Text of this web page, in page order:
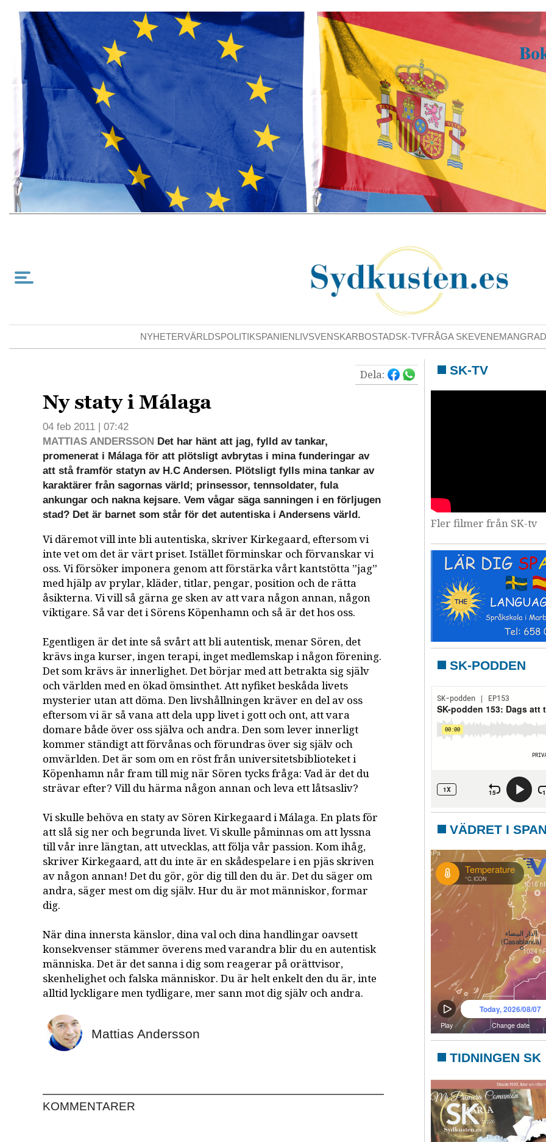
NYHETERVÄRLDSPOLITIKSPANIENLIVSVENSKARBOSTADSK-TVFRÅGA SKEVENEMANG
Dela:
Ny staty i Málaga
04 feb 2011 | 07:42
MATTIAS ANDERSSON Det har hänt att jag, fylld av tankar,
promenerat i Málaga för att plötsligt avbrytas i mina funderingar av
att stå framför statyn av H.C Andersen. Plötsligt fylls mina tankar av
karaktärer från sagornas värld; prinsessor, tennsoldater, fula
ankungar och nakna kejsare. Vem vågar säga sanningen i en förljugen
stad? Det är barnet som står för det autentiska i Andersens värld.
Vi däremot vill inte bli autentiska, skriver Kirkegaard, eftersom vi
inte vet om det är värt priset. Istället förminskar och förvanskar vi
oss. Vi försöker imponera genom att förstärka vårt kantstötta ”jag”
med hjälp av prylar, kläder, titlar, pengar, position och de rätta
åsikterna. Vi vill så gärna ge sken av att vara någon annan, någon
viktigare. Så var det i Sörens Köpenhamn och så är det hos oss.
Egentligen är det inte så svårt att bli autentisk, menar Sören, det
krävs inga kurser, ingen terapi, inget medlemskap i någon förening.
Det som krävs är innerlighet. Det börjar med att betrakta sig själv
och världen med en ökad ömsinthet. Att nyfiket beskåda livets
mysterier utan att döma. Den livshållningen kräver en del av oss
eftersom vi är så vana att dela upp livet i gott och ont, att vara
domare både över oss själva och andra. Den som lever innerligt
kommer ständigt att förvånas och förundras över sig själv och
omvärlden. Det är som om en röst från universitetsbiblioteket i
Köpenhamn når fram till mig när Sören tycks fråga: Vad är det du
strävar efter? Vill du härma någon annan och leva ett låtsasliv?
Vi skulle behöva en staty av Sören Kirkegaard i Málaga. En plats för
att slå sig ner och begrunda livet. Vi skulle påminnas om att lyssna
till vår inre längtan, att utvecklas, att följa vår passion. Kom ihåg,
skriver Kirkegaard, att du inte är en skådespelare i en pjäs skriven
av någon annan! Det du gör, gör dig till den du är. Det du säger om
andra, säger mest om dig själv. Hur du är mot människor, formar
dig.
När dina innersta känslor, dina val och dina handlingar oavsett
konsekvenser stämmer överens med varandra blir du en autentisk
människa. Det är det sanna i dig som reagerar på orättvisor,
skenhelighet och falska människor. Du är helt enkelt den du är, inte
alltid lyckligare men tydligare, mer sann mot dig själv och andra.
Mattias Andersson
KOMMENTARER
SK-TV
Fler filmer från SK-tv
SK-PODDEN
VÄDRET I
TIDNINGEN SK